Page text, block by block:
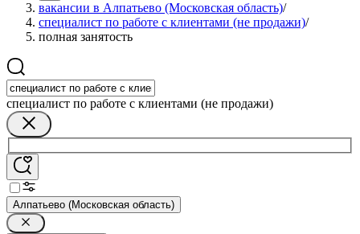
вакансии в Алпатьево (Московская область)/
специалист по работе с клиентами (не продажи)/
полная занятость
специалист по работе с клиентами (не продажи)
Алпатьево (Московская область)